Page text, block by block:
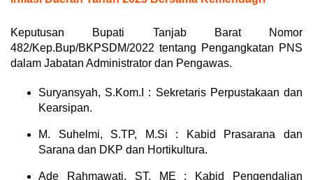
Keputusan Bupati Tanjab Barat Nomor
482/Kep.Bup/BKPSDM/2022 tentang Pengangkatan PNS
dalam Jabatan Administrator dan Pengawas.
Suryansyah, S.Kom.I : Sekretaris Perpustakaan dan
Kearsipan.
M. Suhelmi, S.TP, M.Si : Kabid Prasarana dan
Sarana dan DKP dan Hortikultura.
Ade Rahmawati, ST, ME : Kabid Pengendalian